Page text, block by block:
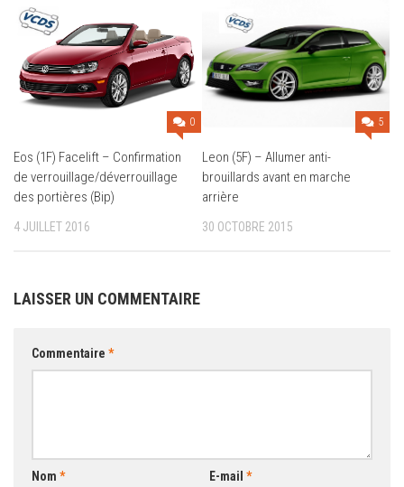
0
Eos (1F) Facelift – Confirmation
de verrouillage/déverrouillage
des portières (Bip)
4 JUILLET 2016
5
Leon (5F) – Allumer anti-
brouillards avant en marche
arrière
30 OCTOBRE 2015
LAISSER UN COMMENTAIRE
Commentaire *
Nom * E-mail *